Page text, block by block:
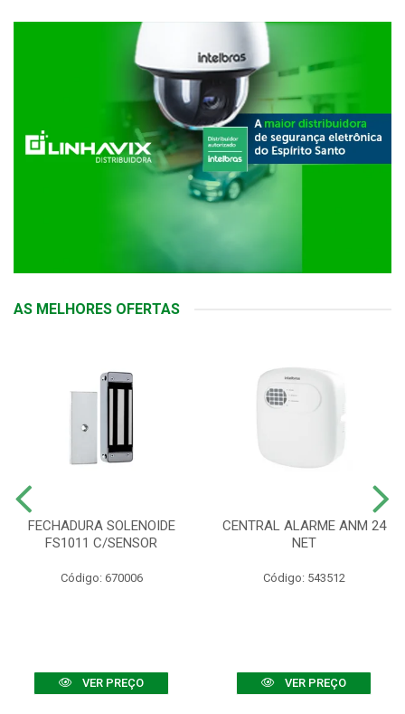
AS MELHORES OFERTAS
FECHADURA SOLENOIDE
FS1011 C/SENSOR
Código: 670006
VER PREÇO
CENTRAL ALARME ANM 24
NET
Código: 543512
VER PREÇO